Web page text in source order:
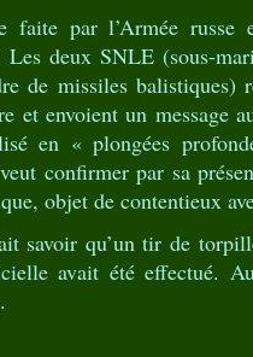
faite par l’Armée russe
Les deux SNLE (sous-
de missiles balistiques)
et envoient un message
en « plongées
confirmer par sa
objet de contentieux
savoir qu’un tir de
avait été effectué.